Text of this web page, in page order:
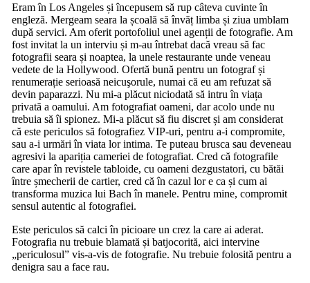
Eram în Los Angeles și începusem să rup câteva cuvinte în
engleză. Mergeam seara la școală să învăț limba și ziua umblam
după servici. Am oferit portofoliul unei agenții de fotografie. Am
fost invitat la un interviu și m-au întrebat dacă vreau să fac
fotografii seara și noaptea, la unele restaurante unde veneau
vedete de la Hollywood. Ofertă bună pentru un fotograf și
renumerație serioasă neicuşorule, numai că eu am refuzat să
devin paparazzi. Nu mi-a plăcut niciodată să intru în viața
privată a oamului. Am fotografiat oameni, dar acolo unde nu
trebuia să îi spionez. Mi-a plăcut să fiu discret și am considerat
că este periculos să fotografiez VIP-uri, pentru a-i compromite,
sau a-i urmări în viata lor intima. Te puteau brusca sau deveneau
agresivi la apariția cameriei de fotografiat. Cred că fotografile
care apar în revistele tabloide, cu oameni dezgustatori, cu bătăi
între șmecherii de cartier, cred că în cazul lor e ca și cum ai
transforma muzica lui Bach în manele. Pentru mine, compromit
sensul autentic al fotografiei.
Este periculos să calci în picioare un crez la care ai aderat.
Fotografia nu trebuie blamată și batjocorită, aici intervine
„periculosul” vis-a-vis de fotografie. Nu trebuie folosită pentru a
denigra sau a face rau.